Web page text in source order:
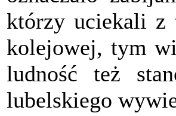
którzy uciekali z
kolejowej, tym
ludność też
lubelskiego